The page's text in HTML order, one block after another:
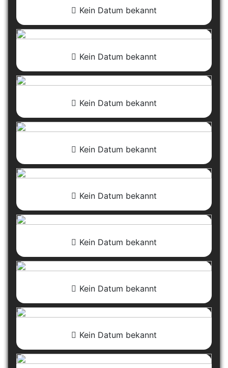
Kein Datum bekannt
Kein Datum bekannt
Kein Datum bekannt
Kein Datum bekannt
Kein Datum bekannt
Kein Datum bekannt
Kein Datum bekannt
Kein Datum bekannt